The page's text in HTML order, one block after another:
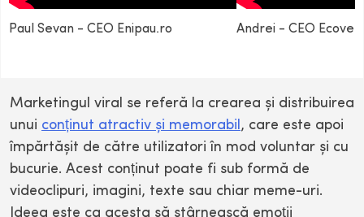
Paul Sevan - CEO Enipau.ro Andrei - CEO
Marketingul viral se referă la crearea și distribuirea
unui conținut atractiv și memorabil, care este apoi
împărtășit de către utilizatori în mod voluntar și cu
bucurie. Acest conținut poate fi sub formă de
videoclipuri, imagini, texte sau chiar meme-uri.
Ideea este ca acesta să stârnească emoții